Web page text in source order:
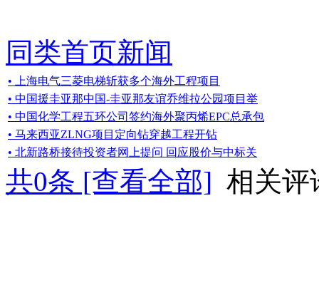
同类首页新闻
• 上海电气三菱电梯斩获多个海外工程项目
• 中国援圭亚那中国-圭亚那友谊乔维拉公园项目举
• 中国化学工程五环公司签约海外聚丙烯EPC总承包
• 马来西亚ZLNG项目定向钻穿越工程开钻
• 北新路桥接待投资者网上提问 回应股价与中标关
共0条 [查看全部] 相关评